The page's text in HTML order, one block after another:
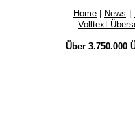
Home News
Volltext-
Über 3.750.000